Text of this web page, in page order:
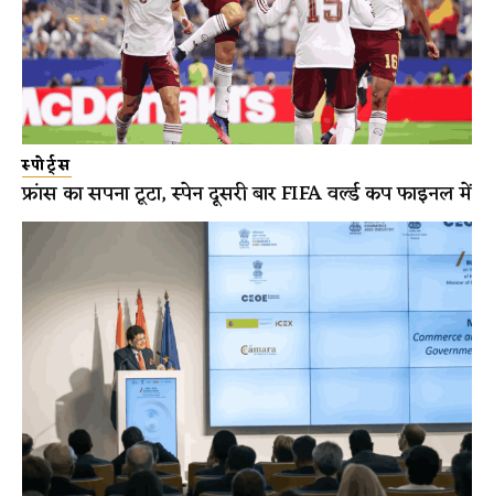
स्पोर्ट्स
फ्रांस का सपना टूटा, स्पेन दूसरी बार FIFA वर्ल्ड कप फाइनल में